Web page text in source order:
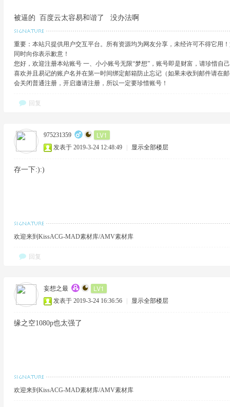
被逼的 百度云太容易和谐了 没办法啊
重要：本站只提供用户交互平台。所有资源均为网友分享，未经许可不得它用
同时向你表示歉意！
您好，欢迎注册本站账号 一、小小账号无限“梦想”，账号即是财富，请珍惜
喜欢并且易记的账户名并在第一时间绑定邮箱防止忘记（如果未收到邮件请在
会关闭普通注册，开启邀请注册，所以一定要珍惜账号！
回复
975231359 LV1
发表于 2019-3-24 12:48:49 显示全部楼层
存一下:):)
欢迎来到KissACG-MAD素材库/AMV素材库
回复
妄想之最 LV1
发表于 2019-3-24 16:36:56 显示全部楼层
缘之空1080p也太强了
欢迎来到KissACG-MAD素材库/AMV素材库